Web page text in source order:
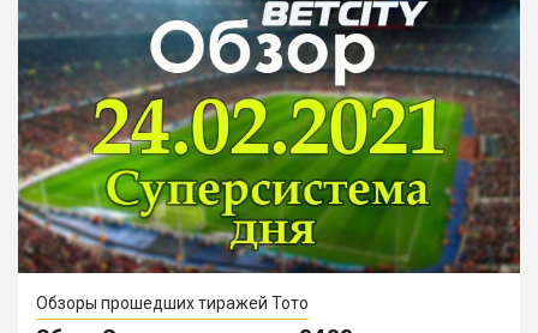
Обзоры прошедших тиражей Тото